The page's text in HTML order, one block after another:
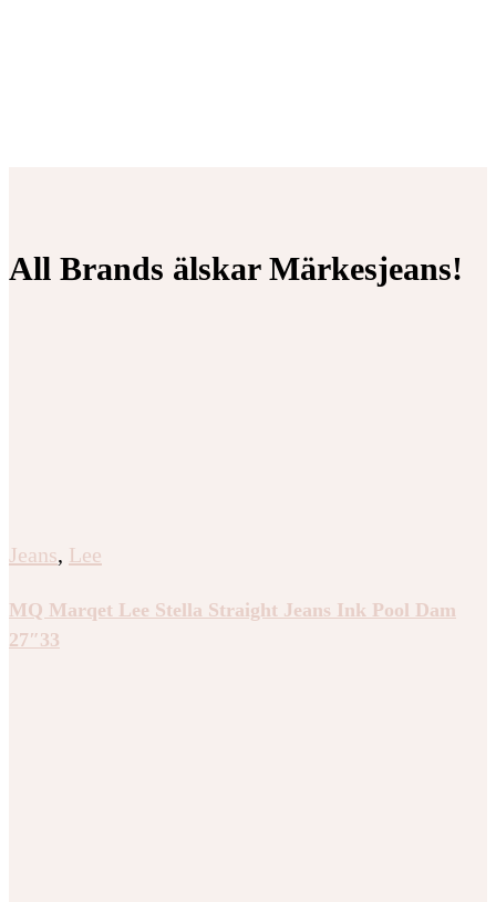
All Brands älskar Märkesjeans!
Jeans, Lee
MQ Marqet Lee Stella Straight Jeans Ink Pool Dam
27″33